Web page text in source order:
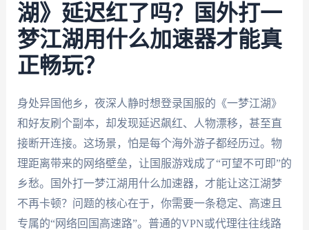
湖》延迟红了吗？国外打一
梦江湖用什么加速器才能真
正畅玩？
身处异国他乡，夜深人静时想登录国服的《一梦江湖》
和好友刷个副本，却发现延迟飙红、人物漂移，甚至直
接断开连接。这场景，怕是每个海外游子都经历过。物
理距离带来的网络壁垒，让国服游戏成了“可望不可即”的
乡愁。国外打一梦江湖用什么加速器，才能让这江湖梦
不再卡顿？问题的核心在于，你需要一条稳定、高速且
专属的“网络回国高速路”。普通的VPN或代理往往线路